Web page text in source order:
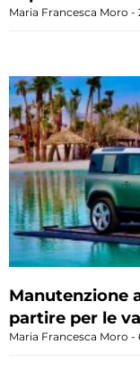
Maria Francesca Moro
Manutenzione
partire per le
Maria Francesca Moro